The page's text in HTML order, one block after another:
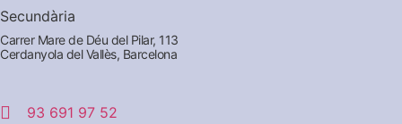
Secundària
Carrer Mare de Déu del Pilar, 113
Cerdanyola del Vallès, Barcelona
93 691 97 52